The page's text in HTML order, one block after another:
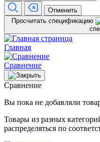
Отменить
Просчитать спецификацию
Главная
Сравнение
Сравнение
Вы пока не добавляли
Товары из разных
распределяться по